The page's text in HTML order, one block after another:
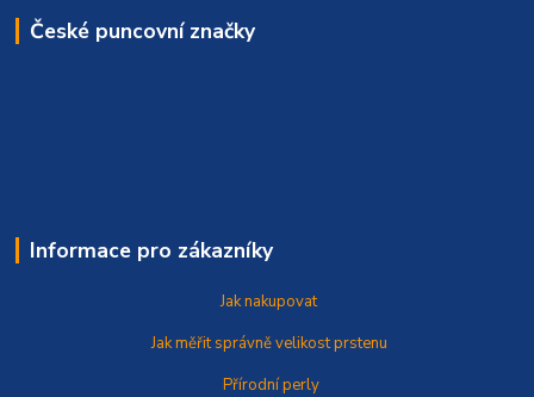
České puncovní značky
Informace pro zákazníky
Jak nakupovat
Jak měřit správněvelikost prstenu
Přírodní perly